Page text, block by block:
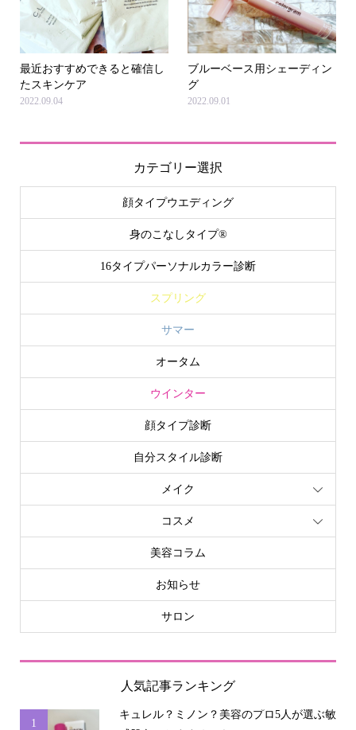
最近おすすめできると確信し
たスキンケア
2022.09.04
ブルーベース用シェーディン
グ
2022.09.01
カテゴリー選択
顔タイプウエディング
身のこなしタイプ®
16タイプパーソナルカラー診断
スプリング
サマー
オータム
ウインター
顔タイプ診断
自分スタイル診断
メイク
コスメ
美容コラム
お知らせ
サロン
人気記事ランキング
1
キュレル？ミノン？美容のプロ5人が選ぶ敏
アクセス